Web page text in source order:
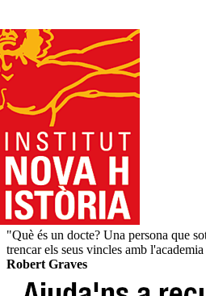
"Què és un docte? Una persona que
trencar els seus vincles amb
Robert Graves